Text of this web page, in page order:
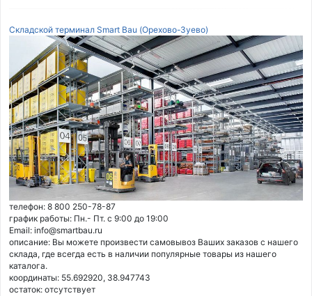
Складской терминал Smart Bau (Орехово-Зуево)
телефон: 8 800 250-78-87
график работы: Пн.- Пт. с 9:00 до 19:00
Email: info@smartbau.ru
описание: Вы можете произвести самовывоз Ваших заказов с нашего
склада, где всегда есть в наличии популярные товары из нашего
каталога.
координаты: 55.692920, 38.947743
остаток: отсутствует